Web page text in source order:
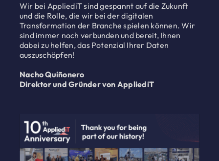
Wir bei AppliediT sind gespannt auf die Zukunft
und die Rolle, die wir bei der digitalen
Transformation der Branche spielen können. Wir
sind immer noch verbunden und bereit, Ihnen
dabei zu helfen, das Potenzial Ihrer Daten
auszuschöpfen!
Nacho Quiñonero
Direktor und Gründer von AppliediT